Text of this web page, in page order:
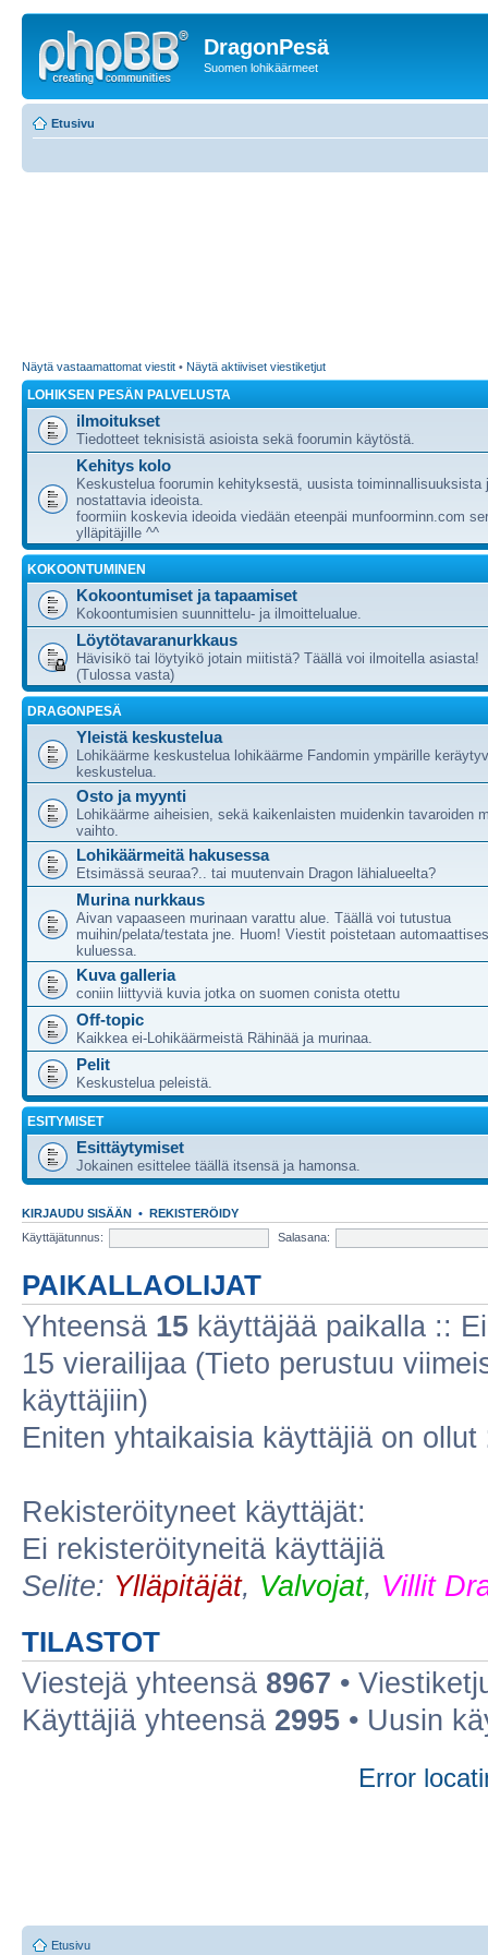
DragonPesä
Suomen lohikäärmeet
Etusivu
Näytä vastaamattomat viestit • Näytä aktiiviset viestiketjut
LOHIKSEN PESÄN PALVELUSTA
ilmoitukset
Tiedotteet teknisistä asioista sekä foorumin käytöstä.
Kehitys kolo
Keskustelua foorumin kehityksestä, uusista toiminnallisuuksista
nostattavia ideoista.
foormiin koskevia ideoida viedään eteenpäi munfoorminn.com
ylläpitäjille ^^
KOKOONTUMINEN
Kokoontumiset ja tapaamiset
Kokoontumisien suunnittelu- ja ilmoittelualue.
Löytötavaranurkkaus
Hävisikö tai löytyikö jotain miitistä? Täällä voi ilmoitella asiasta!
(Tulossa vasta)
DRAGONPESÄ
Yleistä keskustelua
Lohikäärme keskustelua lohikäärme Fandomin ympärille
keskustelua.
Osto ja myynti
Lohikäärme aiheisien, sekä kaikenlaisten muidenkin tavaroiden
vaihto.
Lohikäärmeitä hakusessa
Etsimässä seuraa?.. tai muutenvain Dragon lähialueelta?
Murina nurkkaus
Aivan vapaaseen murinaan varattu alue. Täällä voi tutustua
muihin/pelata/testata jne. Huom! Viestit poistetaan
kuluessa.
Kuva galleria
coniin liittyviä kuvia jotka on suomen conista otettu
Off-topic
Kaikkea ei-Lohikäärmeistä Rähinää ja murinaa.
Pelit
Keskustelua peleistä.
ESITYMISET
Esittäytymiset
Jokainen esittelee täällä itsensä ja hamonsa.
KIRJAUDU SISÄÄN • REKISTERÖIDY
Käyttäjätunnus:
Salasana:
PAIKALLAOLIJAT
Yhteensä 15 käyttäjää paikalla ::
15 vierailijaa (Tieto perustuu
käyttäjiin)
Eniten yhtaikaisia käyttäjiä on ollut
Rekisteröityneet käyttäjät:
Ei rekisteröityneitä käyttäjiä
Selite: Ylläpitäjät, Valvojat, Villit
TILASTOT
Viestejä yhteensä 8967 •
Käyttäjiä yhteensä 2995 • Uusin
Error
Etusivu